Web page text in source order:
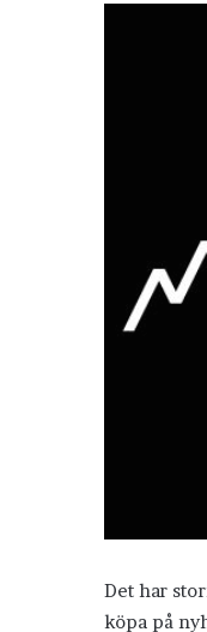
Det har
köpa på